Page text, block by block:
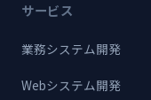
サービス
業務システム開発
Webシステム開発